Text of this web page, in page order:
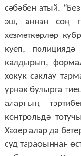
сәбәбен атый.
эш, аннан соң
хезмәткәрләр
куеп, полициядә
калдырып,
хокук саклау
үрнәк булырга
аларның
контрольдә
Хәзер алар да
суд тарафыннан